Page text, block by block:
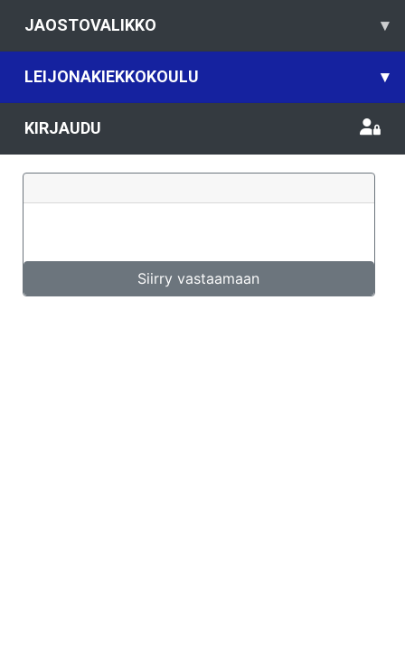
JAOSTOVALIKKO ▾
LEIJONAKIEKKOKOULU ▾
KIRJAUDU